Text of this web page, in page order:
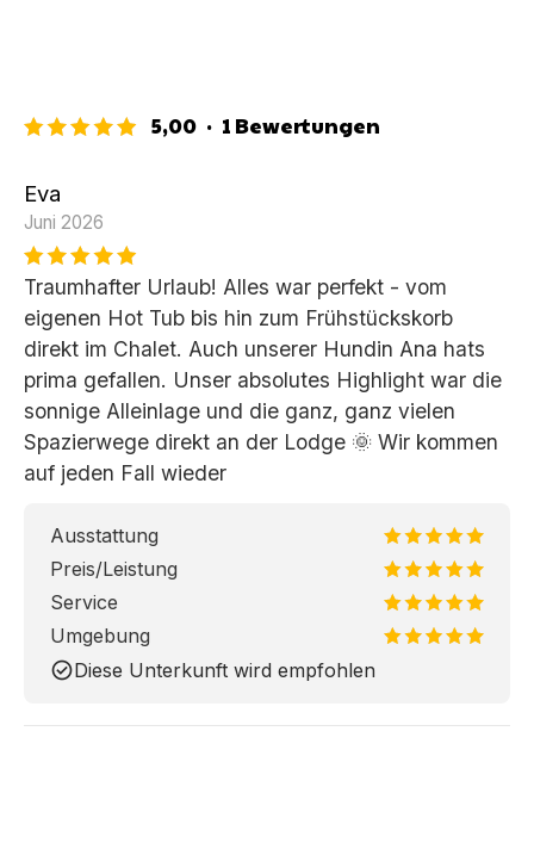
5,00 · 1 Bewertungen
Eva
Juni 2026
Traumhafter Urlaub! Alles war perfekt - vom
eigenen Hot Tub bis hin zum Frühstückskorb
direkt im Chalet. Auch unserer Hundin Ana hats
prima gefallen. Unser absolutes Highlight war die
sonnige Alleinlage und die ganz, ganz vielen
Spazierwege direkt an der Lodge 🌞 Wir kommen
auf jeden Fall wieder
Ausstattung
Preis/Leistung
Service
Umgebung
check_circleDiese Unterkunft wird empfohlen